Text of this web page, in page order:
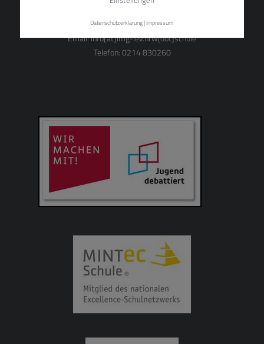
51373 Leverkusen
Email:info[at]lmg-lev.nrw[dot]schule
Telefon: 0214 830260
Datenschutzerklärung|Impressum